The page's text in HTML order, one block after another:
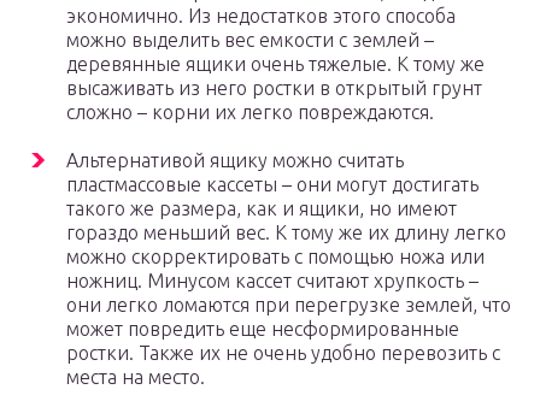
экономично. Из недостатков этого способа
можно выделить вес емкости с землей –
деревянные ящики очень тяжелые. К тому же
высаживать из него ростки в открытый грунт
сложно – корни их легко повреждаются.
Альтернативой ящику можно считать
пластмассовые кассеты – они могут достигать
такого же размера, как и ящики, но имеют
гораздо меньший вес. К тому же их длину легко
можно скорректировать с помощью ножа или
ножниц. Минусом кассет считают хрупкость –
они легко ломаются при перегрузке землей, что
может повредить еще несформированные
ростки. Также их не очень удобно перевозить с
места на место.